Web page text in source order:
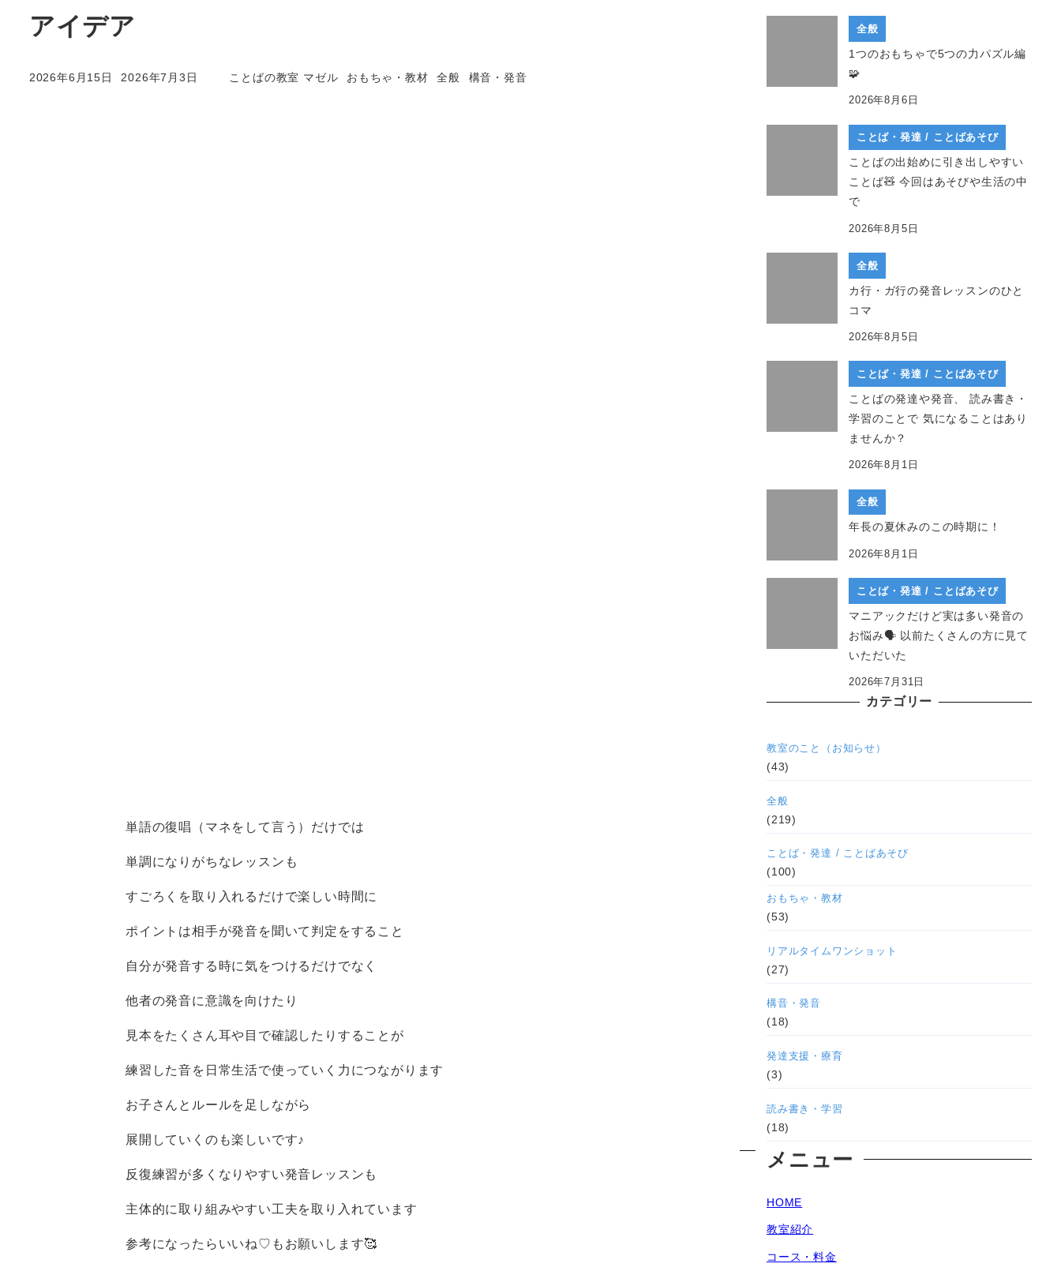
アイデア
投稿日
2026年6月15日
更新日
2026年7月3日 ことばの教室 マゼル カテゴリー
おもちゃ・教材 カテゴリー
全般 カテゴリー
構音・発音
単語の復唱（マネをして言う）だけでは
単調になりがちなレッスンも
すごろくを取り入れるだけで楽しい時間に
ポイントは相手が発音を聞いて判定をすること
自分が発音する時に気をつけるだけでなく
他者の発音に意識を向けたり
見本をたくさん耳や目で確認したりすることが
練習した音を日常生活で使っていく力につながります
お子さんとルールを足しながら
展開していくのも楽しいです♪
反復練習が多くなりやすい発音レッスンも
主体的に取り組みやすい工夫を取り入れています️
参考になったらいいね♡もお願いします🥰
カテゴリー
おもちゃ・教材
(53)
ことば・発達 / ことばあそび
(100)
リアルタイムワンショット
(27)
全般
(219)
教室のこと（お知らせ）
(43)
構音・発音
(18)
発達支援・療育
(3)
読み書き・学習
(18)
全般
1つのおもちゃで5つの力パズル編
🧩
2026年8月6日
ことば・発達 / ことばあそび
ことばの出始めに引き出しやすい
ことば🧸 今回はあそびや生活の中
で
2026年8月5日
全般
カ行・ガ行の発音レッスンのひと
コマ
2026年8月5日
ことば・発達 / ことばあそび
ことばの発達や発音、 読み書き・
学習のことで 気になることはあり
ませんか？
2026年8月1日
全般
年長の夏休みのこの時期に！
2026年8月1日
ことば・発達 / ことばあそび
マニアックだけど実は多い発音の
お悩み🗣 以前たくさんの方に見て
いただいた
2026年7月31日
メニュー
HOME
教室紹介
コース・料金